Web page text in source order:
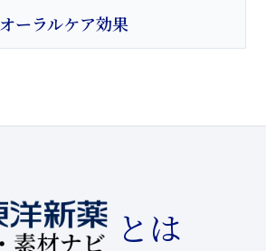
オーラルケア効果
とは